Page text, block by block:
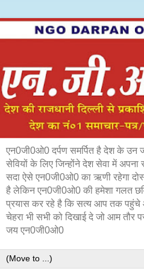
एन0जी0ओ0 दर्पण समर्पित है देश के उन
सेवियों के लिए जिन्होंने देश सेवा में
सदा ऐसे एन0जी0ओ0 का ऋणी रहेगा
है लेकिन एन0जी0ओ0 की हमेशा गलत
प्रयास कर रहे है कि सत्य आप तक
चेहरा भी सभी को दिखाई दे जो आम तौर
जय एन0जी0ओ0